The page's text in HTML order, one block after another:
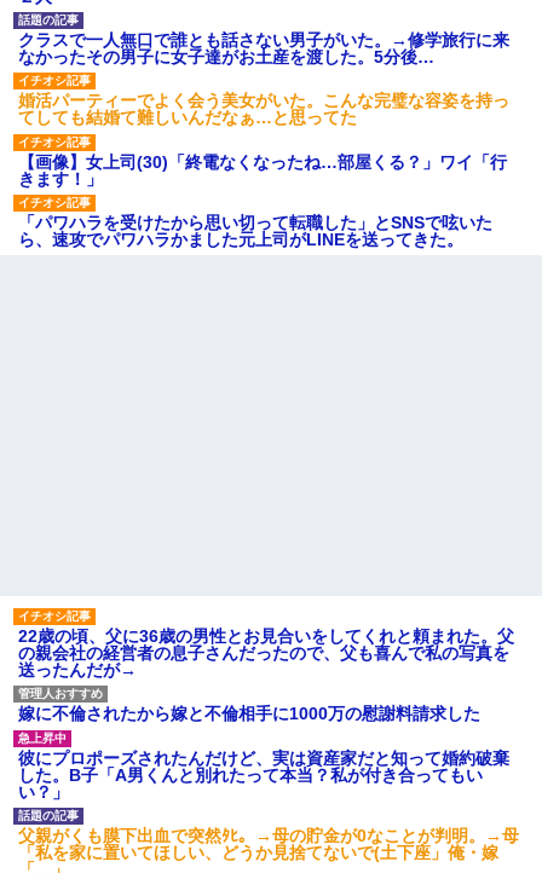
クラスで一人無口で誰とも話さない男子がいた。→修学旅行に来
なかったその男子に女子達がお土産を渡した。5分後…
婚活パーティーでよく会う美女がいた。こんな完璧な容姿を持っ
てしても結婚て難しいんだなぁ…と思ってた
【画像】女上司(30)「終電なくなったね…部屋くる？」ワイ「行
きます！」
「パワハラを受けたから思い切って転職した」とSNSで呟いた
ら、速攻でパワハラかました元上司がLINEを送ってきた。
22歳の頃、父に36歳の男性とお見合いをしてくれと頼まれた。父
の親会社の経営者の息子さんだったので、父も喜んで私の写真を
送ったんだが→
嫁に不倫されたから嫁と不倫相手に1000万の慰謝料請求した
彼にプロポーズされたんだけど、実は資産家だと知って婚約破棄
した。B子「A男くんと別れたって本当？私が付き合ってもい
い？」
父親がくも膜下出血で突然ﾀﾋ。→母の貯金が0なことが判明。→母
「私を家に置いてほしい、どうか見捨てないで(土下座」俺・嫁